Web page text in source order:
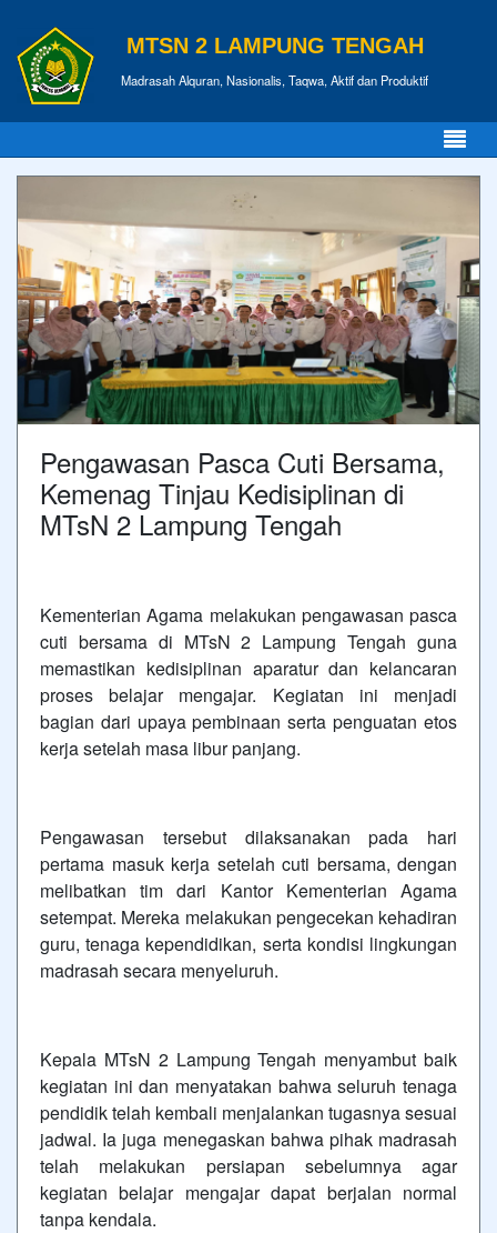
MTSN 2 LAMPUNG TENGAH
Madrasah Alquran, Nasionalis, Taqwa, Aktif dan Produktif
Pengawasan Pasca Cuti Bersama,
Kemenag Tinjau Kedisiplinan di
MTsN 2 Lampung Tengah
Kementerian Agama melakukan pengawasan pasca
cuti bersama di MTsN 2 Lampung Tengah guna
memastikan kedisiplinan aparatur dan kelancaran
proses belajar mengajar. Kegiatan ini menjadi
bagian dari upaya pembinaan serta penguatan etos
kerja setelah masa libur panjang.
Pengawasan tersebut dilaksanakan pada hari
pertama masuk kerja setelah cuti bersama, dengan
melibatkan tim dari Kantor Kementerian Agama
setempat. Mereka melakukan pengecekan kehadiran
guru, tenaga kependidikan, serta kondisi lingkungan
madrasah secara menyeluruh.
Kepala MTsN 2 Lampung Tengah menyambut baik
kegiatan ini dan menyatakan bahwa seluruh tenaga
pendidik telah kembali menjalankan tugasnya sesuai
jadwal. Ia juga menegaskan bahwa pihak madrasah
telah melakukan persiapan sebelumnya agar
kegiatan belajar mengajar dapat berjalan normal
tanpa kendala.